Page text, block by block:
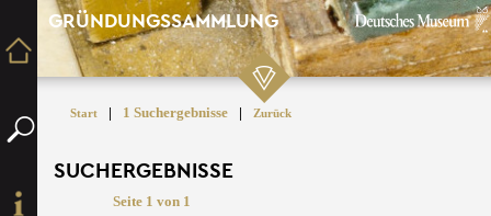
GRÜNDUNGSSAMMLUNG
Start | 1 Suchergebnisse | Zurück
SUCHERGEBNISSE
Seite 1 von 1